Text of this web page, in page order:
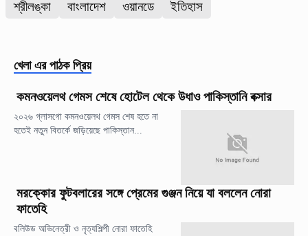
শ্রীলঙ্কা বাংলাদেশ ওয়ানডে ইতিহাস
খেলা এর পাঠক প্রিয়
কমনওয়েলথ গেমস শেষে হোটেল থেকে উধাও পাকিস্তানি বক্সার
২০২৬ গ্লাসগো কমনওয়েলথ গেমস শেষ হতে না
হতেই নতুন বিতর্কে জড়িয়েছে পাকিস্তান...
মরক্কোর ফুটবলারের সঙ্গে প্রেমের গুঞ্জন নিয়ে যা বললেন নোরা
ফাতেহি
বলিউড অভিনেত্রী ও নৃত্যশিল্পী নোরা ফাতেহি